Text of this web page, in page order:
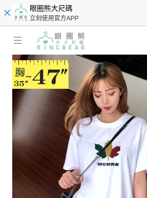
眼圈熊大尺碼
立刻使用官方APP